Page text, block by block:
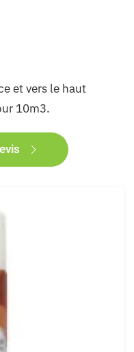
et vers le haut
10m3.